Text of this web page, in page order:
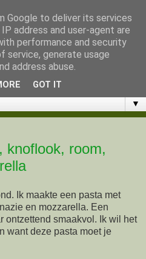
Marlon
WORKSHOPS -
▼
knoflook, room,
Ik maakte een pasta met
en mozzarella. Een
ontzettend smaakvol. Ik wil het
want deze pasta moet je
Google to deliver its services
address and user-agent are
performance and security
service, generate usage
address abuse.
GOT IT